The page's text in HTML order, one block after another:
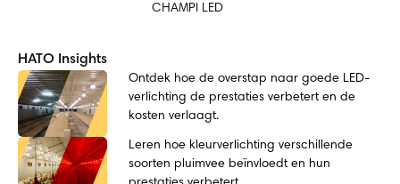
CHAMPI LED
HATO Insights
Ontdek hoe de overstap naar goede LED-
verlichting de prestaties verbetert en de
kosten verlaagt.
Leren hoe kleurverlichting verschillende
soorten pluimvee beïnvloedt en hun